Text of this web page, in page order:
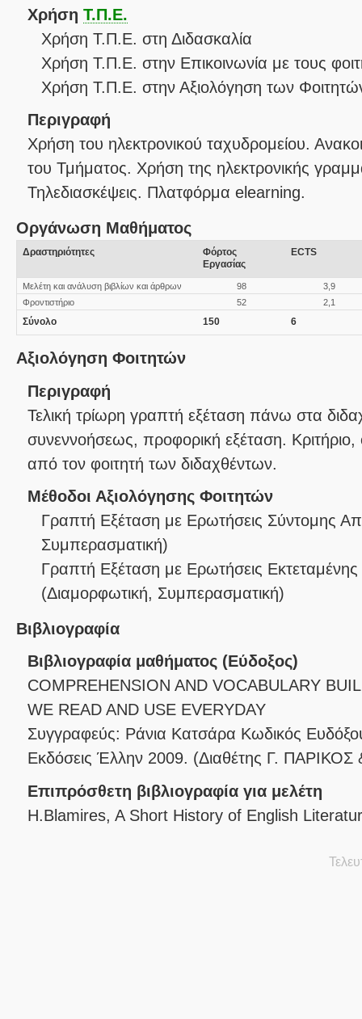
Χρήση Τ.Π.Ε.
Χρήση Τ.Π.Ε. στη Διδασκαλία
Χρήση Τ.Π.Ε. στην Επικοινωνία με τους
Χρήση Τ.Π.Ε. στην Αξιολόγηση των
Περιγραφή
Χρήση του ηλεκτρονικού ταχυδρομείου.
του Τμήματος. Χρήση της ηλεκτρονικής
Τηλεδιασκέψεις. Πλατφόρμα elearning.
Οργάνωση Μαθήματος
Δραστηριότητες
Φόρτος
Εργασίας
ECTS
Μελέτη και ανάλυση βιβλίων και άρθρων 98
3,9
Φροντιστήριο
52 2,1
Σύνολο 150 6
Αξιολόγηση Φοιτητών
Περιγραφή
Τελική τρίωρη γραπτή εξέταση πάνω στα
συνεννοήσεως, προφορική εξέταση.
από τον φοιτητή των διδαχθέντων.
Μέθοδοι Αξιολόγησης Φοιτητών
Γραπτή Εξέταση με Ερωτήσεις Σύντομης
Συμπερασματική)
Γραπτή Εξέταση με Ερωτήσεις
(Διαμορφωτική, Συμπερασματική)
Βιβλιογραφία
Βιβλιογραφία μαθήματος (Εύδοξος)
COMPREHENSION AND VOCABULARY
WE READ AND USE EVERYDAY
Συγγραφεύς: Ράνια Κατσάρα Κωδικός
Εκδόσεις Έλλην 2009. (Διαθέτης Γ.
Επιπρόσθετη βιβλιογραφία για μελέτη
H.Blamires, A Short History of English